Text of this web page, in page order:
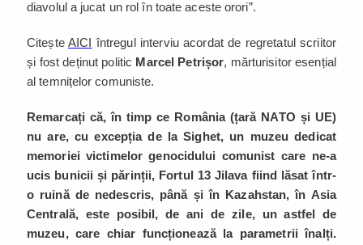
diavolul a jucat un rol în toate aceste orori”.
CiteșteAICI întregul interviu acordat de regretatul scriitor
și fost deținut politic Marcel Petrișor, mărturisitor esențial
al temnițelor comuniste.
Remarcați că, în timp ce România (țară NATO și UE)
nu are, cu excepția de la Sighet, un muzeu dedicat
memoriei victimelor genocidului comunist care ne-a
ucis bunicii și părinții, Fortul 13 Jilava fiind lăsat într-
o ruină de nedescris, până și în Kazahstan, în Asia
Centrală, este posibil, de ani de zile, un astfel de
muzeu, care chiar funcționează la parametrii înalți.